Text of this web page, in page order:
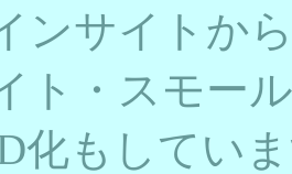
ンサイトか
ト・スモー
化もしてい